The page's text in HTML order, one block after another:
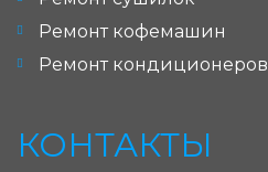
Ремонт кофемашин
Ремонт кондиционеров
КОНТАКТЫ